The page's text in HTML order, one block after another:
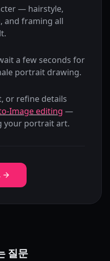
— hairstyle,
and framing all
a few seconds for
portrait drawing.
or refine details
Image editing —
your portrait art.
질문